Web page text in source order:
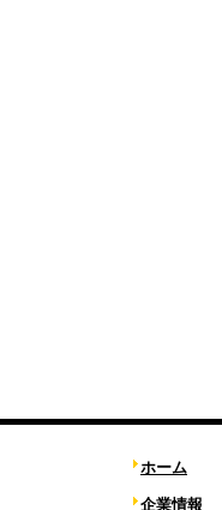
ホーム
企業情報